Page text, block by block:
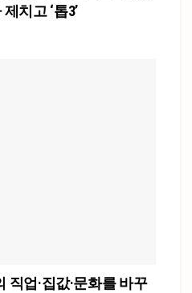
치고 ‘톱3’
직업·집값·문화를 바꾸